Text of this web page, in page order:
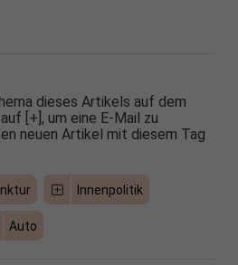
dieses Artikels auf dem
[+], um eine E-Mail zu
neuen Artikel mit diesem Tag
Innenpolitik
Auto